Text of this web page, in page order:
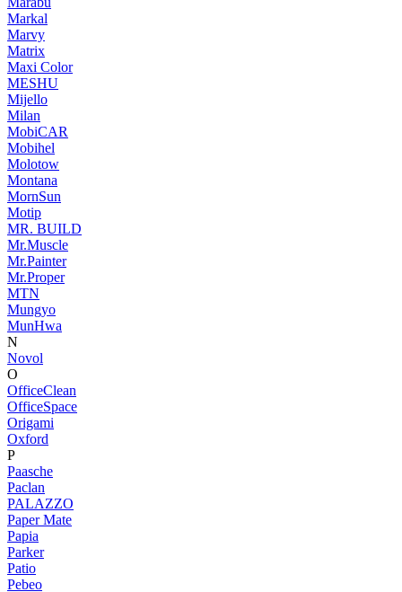
Markal
Marvy
Matrix
Maxi Color
MESHU
Mijello
Milan
MobiCAR
Mobihel
Molotow
Montana
MornSun
Motip
MR. BUILD
Mr.Muscle
Mr.Painter
Mr.Proper
MTN
Mungyo
MunHwa
N
Novol
O
OfficeClean
OfficeSpace
Origami
Oxford
P
Paasche
Paclan
PALAZZO
Paper Mate
Papia
Parker
Patio
Pebeo